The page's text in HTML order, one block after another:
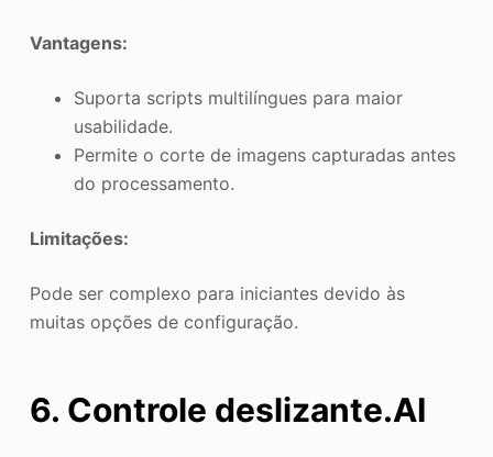
Vantagens:
Suporta scripts multilíngues para maior
usabilidade.
Permite o corte de imagens capturadas antes
do processamento.
Limitações:
Pode ser complexo para iniciantes devido às
muitas opções de configuração.
6. Controle deslizante.AI